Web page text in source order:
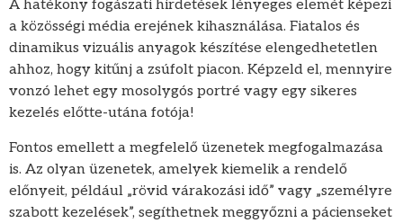
A hatékony fogászati hirdetések lényeges elemét képezi
a közösségi média erejének kihasználása. Fiatalos és
dinamikus vizuális anyagok készítése elengedhetetlen
ahhoz, hogy kitűnj a zsúfolt piacon. Képzeld el, mennyire
vonzó lehet egy mosolygós portré vagy egy sikeres
kezelés előtte-utána fotója!
Fontos emellett a megfelelő üzenetek megfogalmazása
is. Az olyan üzenetek, amelyek kiemelik a rendelő
előnyeit, például „rövid várakozási idő” vagy „személyre
szabott kezelések”, segíthetnek meggyőzni a pácienseket